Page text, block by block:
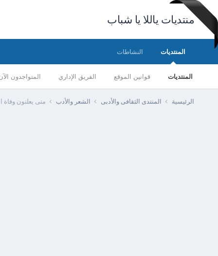
منتديات ياللا يا شباب
المنتديات
المنتديات قوانين الموقع الفريق الإداري المتواجدون
النشاطات
الرئيسية المنتدى الثقافى والأدبى الشعر والأدب متى يعلنون وفاة